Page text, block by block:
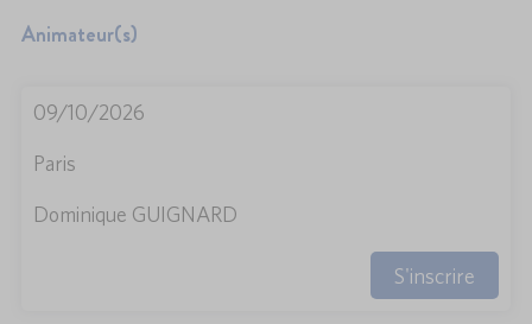
Animateur(s)
09/10/2026
Paris
Dominique GUIGNARD
S'inscrire